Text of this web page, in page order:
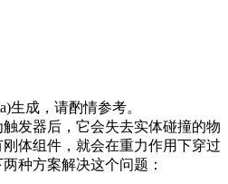
生成，请酌情参考。
发器后，它会失去实体碰撞的物
体组件，就会在重力作用下穿过
种方案解决这个问题：